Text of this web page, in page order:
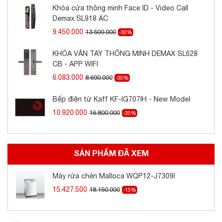
- Sức chứa
Máy có sức chứa 14 bộ chén dĩa, đáp ứng nhu
cầu sử dụng cho các gia đình. Các ngăn chứa
được thiết kế khoa học, tận dụng tối ưu không
gian bên trong máy mà vẫn đảm bảo duy trì
hiệu quả sử dụng.
- Sấy phụ
Khóa cửa thông minh Face ID - Video Call
Demax SL918 AC
9.450.000 13.500.000 -30%
KHÓA VÂN TAY THÔNG MINH DEMAX SL628
CB - APP WIFI
6.083.000 8.690.000 -30%
Bếp điện từ Kaff KF-IG707IH - New Model
10.920.000 16.800.000 -35%
SẢN PHẨM ĐÃ XEM
Máy rửa chén Malloca WQP12-J7309I
15.427.500 18.150.000 -15%